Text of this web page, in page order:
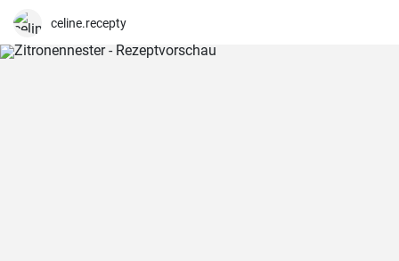
meiner Familie ist es eine Ganzjahresleckerei
celine.recepty